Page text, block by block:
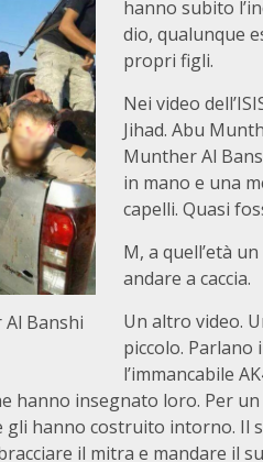
Banshi
hanno subito
dio, qualunque
propri figli.
Nei video
Jihad. Abu
Munther Al
in mano e una
capelli. Quasi
M, a quell’età
andare a caccia.
Un altro video.
piccolo. Parlano
l’immancabile
hanno insegnato loro. Per
gli hanno costruito intorno. Il
il mitra e mandare il